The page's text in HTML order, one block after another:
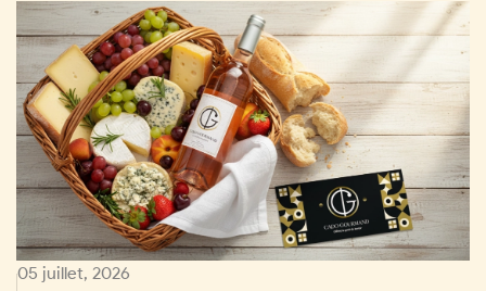
prolonger le voyage encore un peu. À Roanne, offrir un
souvenir gourmand, c'est bien plus qu'un cadeau : c'est un
bout de ses vacances que l'on partage, avec ceux qu'on aime.
05 juillet, 2026